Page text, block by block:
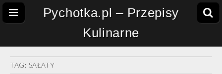
Pychotka.pl – Przepisy
Kulinarne
TAG: SAŁATY